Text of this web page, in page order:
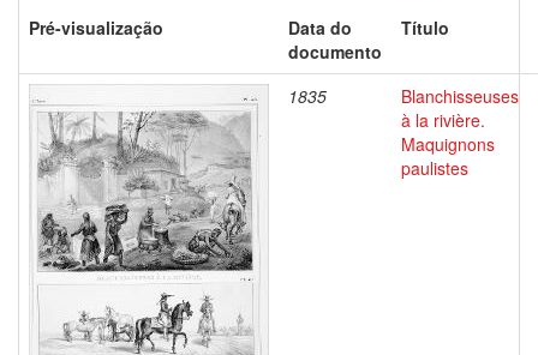
Pré-visualização
Data do
documento
Título
1835
Blanchisseuses
à la rivière.
Maquignons
paulistes